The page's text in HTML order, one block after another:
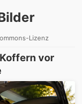
Lizenz
vor